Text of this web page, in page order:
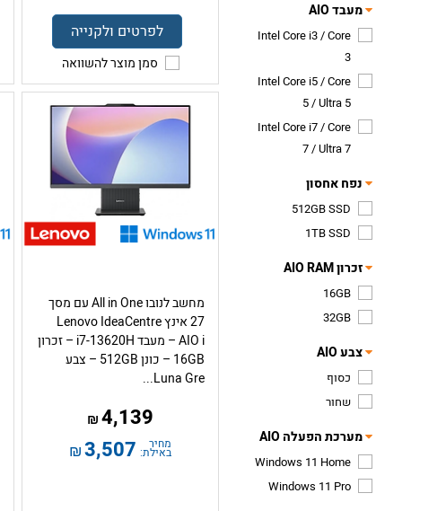
מעבד AIO
Intel Core i3 / Core
3
Intel Core i5 / Core
5 / Ultra 5
Intel Core i7 / Core
7 / Ultra 7
נפח אחסון
512GB SSD
1TB SSD
זכרון AIO RAM
16GB
32GB
צבע AIO
כסוף
שחור
מערכת הפעלה AIO
Windows 11 Home
Windows 11 Pro
לפרטים ולקנייה
סמן מוצר להשוואה
מחשב לנובו All in One עם מסך
27 אינץ Lenovo IdeaCentre
AIO i – מעבד i7-13620H – זכרון
16GB – כונן 512GB – צבע
Luna Gre...
4,139
₪
מחיר
באילת: 3,507
₪